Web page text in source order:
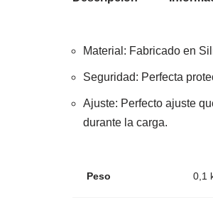
Material: Fabricado en
Seguridad: Perfecta
Ajuste: Perfecto ajuste
durante la carga.
Peso 0,1